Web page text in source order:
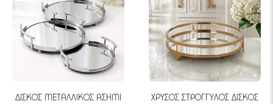
ΔΙΣΚΟΣ ΜΕΤΑΛΛΙΚΟΣ ΑΣΗΜΙ
ΧΡΥΣΟΣ ΣΤΡΟΓΓΥΛΟΣ ΔΙΣΚΟΣ